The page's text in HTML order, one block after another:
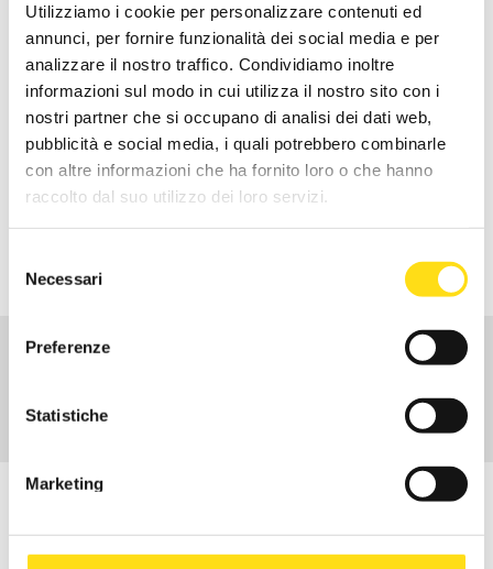
Utilizziamo i cookie per personalizzare contenuti ed
annunci, per fornire funzionalità dei social media e per
analizzare il nostro traffico. Condividiamo inoltre
informazioni sul modo in cui utilizza il nostro sito con i
nostri partner che si occupano di analisi dei dati web,
pubblicità e social media, i quali potrebbero combinarle
con altre informazioni che ha fornito loro o che hanno
raccolto dal suo utilizzo dei loro servizi.
delNecessari
Preferenze
Statistiche
Marketing
LE UOVA NEL MENU'
D'HOTEL
Richiedi info
RICHIEDI INFORMAZIONI
ISCRIVITI ALLA NEWSLETTER
novità dal mondo EBURT